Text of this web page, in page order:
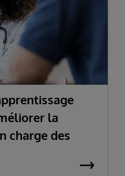
la
charge des